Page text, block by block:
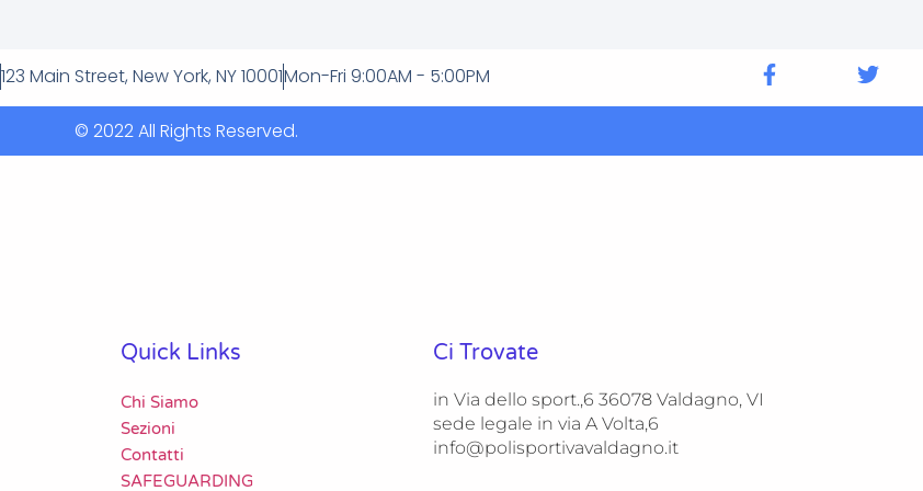
123 Main Street, New York, NY 10001Mon-Fri 9:00AM - 5:00PM
© 2022 All Rights Reserved.
Quick Links
Chi Siamo
Sezioni
Contatti
SAFEGUARDING
Ci Trovate
in Via dello sport.,6 36078 Valdagno, VI
sede legale in via A Volta,6
info@polisportivavaldagno.it